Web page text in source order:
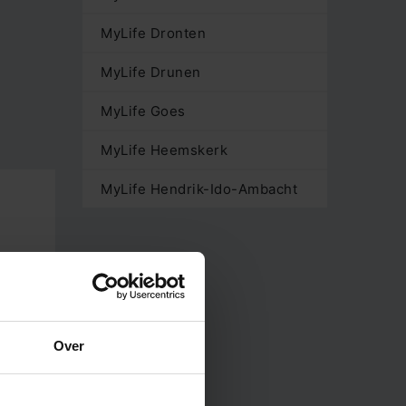
Over
MyLife Hoofddorp
MyLife Mill
MyLife Purmerend
MyLife Rotterdam aan de Maas
MyLife Dronten
MyLife Drunen
MyLife Goes
MyLife Heemskerk
MyLife Hendrik-Ido-Ambacht